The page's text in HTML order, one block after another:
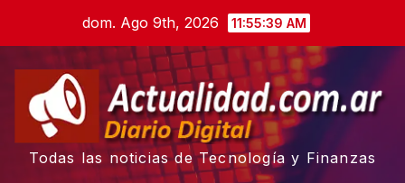
content
dom. Ago 9th, 2026 11:55:40 AM
Todas las noticias de Tecnología y Finanzas